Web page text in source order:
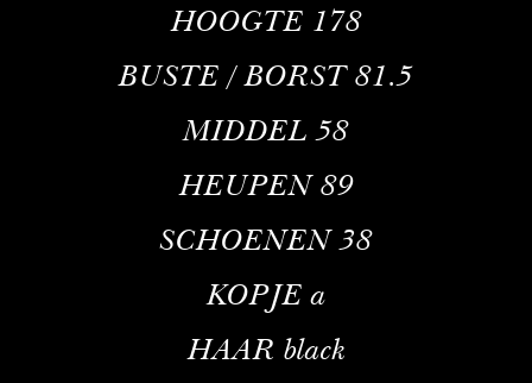
HOOGTE 178
BUSTE / BORST 81.5
MIDDEL 58
HEUPEN 89
SCHOENEN 38
KOPJE a
HAAR black